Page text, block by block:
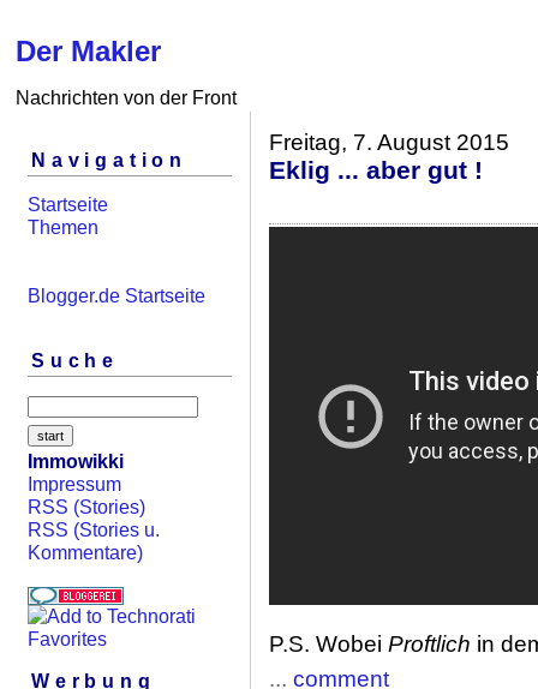
Der Makler
Nachrichten von der Front
Navigation
Startseite
Themen
Blogger.de Startseite
Suche
Immowikki
Impressum
RSS (Stories)
RSS (Stories u.
Kommentare)
Werbung
Freitag, 7. August 2015
Eklig ... aber gut !
P.S. Wobei Proftlich in
... comment